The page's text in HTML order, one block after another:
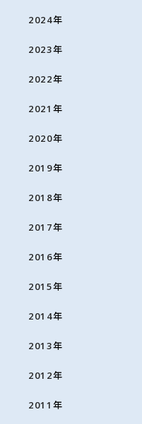
2024年
2023年
2022年
2021 年
2020年
2019年
2018年
2017年
2016年
2015年
2014年
2013年
2012年
2011 年